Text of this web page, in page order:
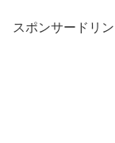
スポンサードリン